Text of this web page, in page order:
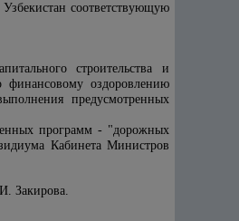
соответствующую
строительства и
оздоровлению
предусмотренных
программ - "дорожных
Кабинета Министров
Закирова.